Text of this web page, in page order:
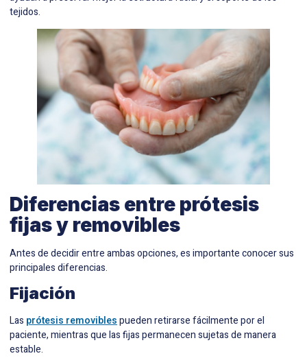
tejidos.
Diferencias entre prótesis
fijas y removibles
Antes de decidir entre ambas opciones, es importante conocer sus
principales diferencias.
Fijación
Las prótesis removiblespueden retirarse fácilmente por el
paciente, mientras que las fijas permanecen sujetas de manera
estable.